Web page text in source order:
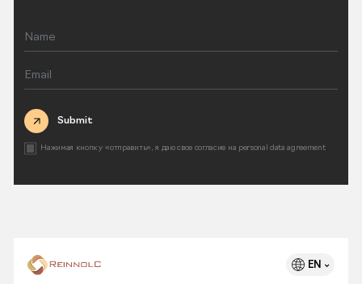
Submit
Нажимая кнопку «отправить», я даю свое согласие на personal data agreement
EN